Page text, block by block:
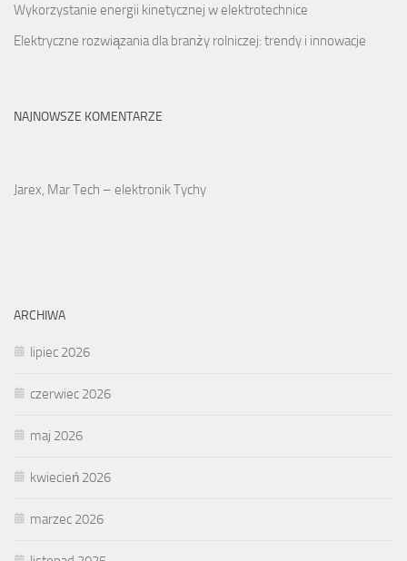
Wykorzystanie energii kinetycznej w elektrotechnice
Elektryczne rozwiązania dla branży rolniczej: trendy i innowacje
NAJNOWSZE KOMENTARZE
Jarex, Mar Tech – elektronik Tychy
ARCHIWA
lipiec 2026
czerwiec 2026
maj 2026
kwiecień 2026
marzec 2026